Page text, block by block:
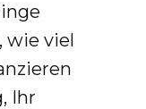
wie viel
Ihr